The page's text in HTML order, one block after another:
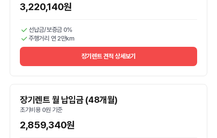
3,220,140원
선납금/보증금 0%
주행거리 연 2만km
장기렌트 견적 상세보기
장기렌트 월 납입금 (48개월)
초기비용 0원 기준
2,859,340원